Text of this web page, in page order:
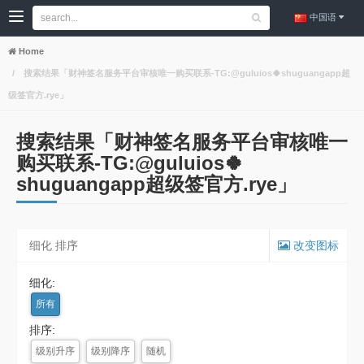
中国语
Home
搜索结果「财神签名服务平台审核唯一购买联系-TG:@guluios🍀shuguangapp超
级签官方.rye」
搜索结果「财神签名服务平台审核唯一
购买联系-TG:@guluios🍀
shuguangapp超级签官方.rye」
细化 排序 改变图标
细化:
所有
排序:
级别升序 级别降序 随机